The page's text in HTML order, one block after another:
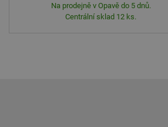
Na prodejně v Opavě do 5 dnů.
Centrální sklad 12 ks.